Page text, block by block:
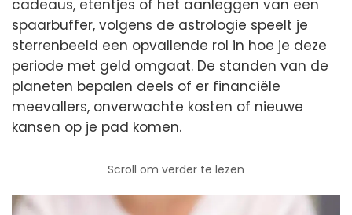
cadeaus, etentjes of het aanleggen van een
spaarbuffer, volgens de astrologie speelt je
sterrenbeeld een opvallende rol in hoe je deze
periode met geld omgaat. De standen van de
planeten bepalen deels of er financiële
meevallers, onverwachte kosten of nieuwe
kansen op je pad komen.
Scroll om verder te lezen